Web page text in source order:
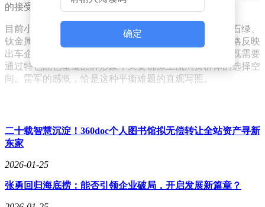
的接受度仍存在局限。
目前小米YU7在售车型提供六种标准车漆选择，包括宝石绿、
钛金属色、流金粉等偏向大众审美的配色方案。这种策略反映
出车企在个性化表达与市场接受度之间的平衡考量——既需要
通过特色配色塑造品牌形象，又要确保主流消费群体的选择空
间。雷军的感慨，恰是这种平衡难题的直观写照。
确定
二十载智慧沉淀！360doc个人图书馆拟无偿转让全站资产寻新
东家
2026-01-25
张勇回归海底捞：能否引领企业破局，开启发展新篇章？